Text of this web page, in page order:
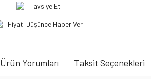
Tavsiye Et
Fiyatı Düşünce Haber Ver
Ürün Yorumları Taksit Seçenekleri